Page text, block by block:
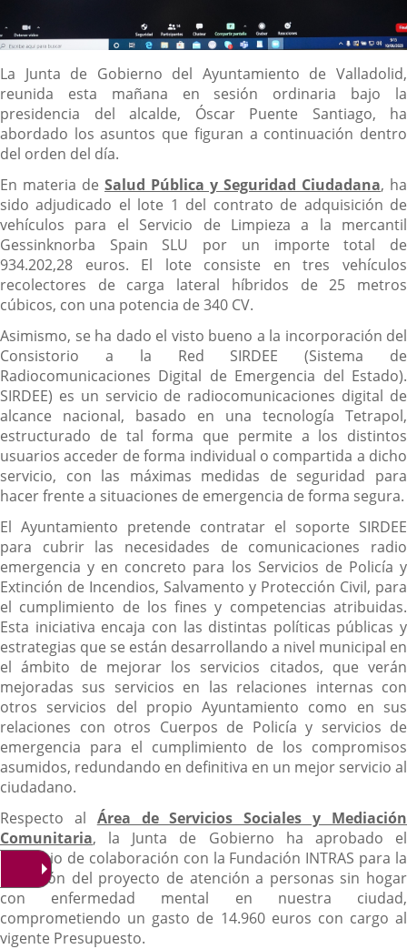
Descripción
La Junta de Gobierno del Ayuntamiento de Valladolid,
reunida esta mañana en sesión ordinaria bajo la
presidencia del alcalde, Óscar Puente Santiago, ha
abordado los asuntos que figuran a continuación dentro
del orden del día.
En materia de Salud Pública y Seguridad Ciudadana, ha
sido adjudicado el lote 1 del contrato de adquisición de
vehículos para el Servicio de Limpieza a la mercantil
Gessinknorba Spain SLU por un importe total de
934.202,28 euros. El lote consiste en tres vehículos
recolectores de carga lateral híbridos de 25 metros
cúbicos, con una potencia de 340 CV.
Asimismo, se ha dado el visto bueno a la incorporación del
Consistorio a la Red SIRDEE (Sistema de
Radiocomunicaciones Digital de Emergencia del Estado).
SIRDEE) es un servicio de radiocomunicaciones digital de
alcance nacional, basado en una tecnología Tetrapol,
estructurado de tal forma que permite a los distintos
usuarios acceder de forma individual o compartida a dicho
servicio, con las máximas medidas de seguridad para
hacer frente a situaciones de emergencia de forma segura.
El Ayuntamiento pretende contratar el soporte SIRDEE
para cubrir las necesidades de comunicaciones radio
emergencia y en concreto para los Servicios de Policía y
Extinción de Incendios, Salvamento y Protección Civil, para
el cumplimiento de los fines y competencias atribuidas.
Esta iniciativa encaja con las distintas políticas públicas y
estrategias que se están desarrollando a nivel municipal en
el ámbito de mejorar los servicios citados, que verán
mejoradas sus servicios en las relaciones internas con
otros servicios del propio Ayuntamiento como en sus
relaciones con otros Cuerpos de Policía y servicios de
emergencia para el cumplimiento de los compromisos
asumidos, redundando en definitiva en un mejor servicio al
ciudadano.
Respecto al Área de Servicios Sociales y Mediación
Comunitaria, la Junta de Gobierno ha aprobado el
convenio de colaboración con la Fundación INTRAS para la
ejecución del proyecto de atención a personas sin hogar
con enfermedad mental en nuestra ciudad,
comprometiendo un gasto de 14.960 euros con cargo al
vigente Presupuesto.